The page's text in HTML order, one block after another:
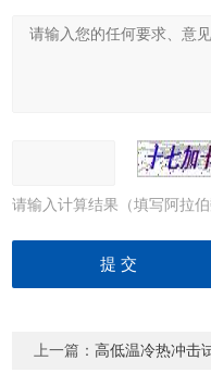
请输入计算结果（填写阿拉
上一篇：高低温冷热冲击